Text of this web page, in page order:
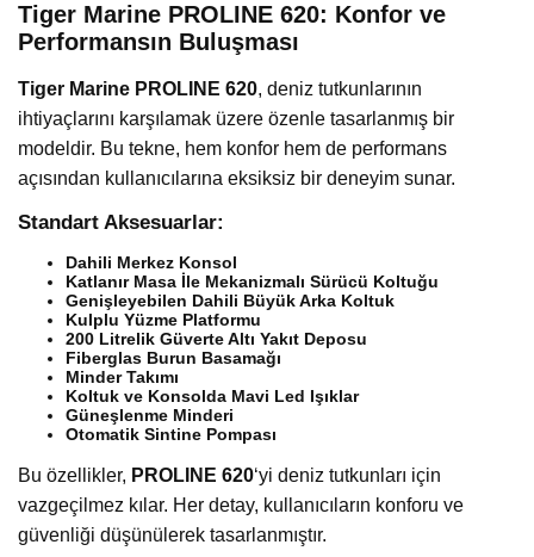
Tiger Marine PROLINE 620: Konfor ve
Performansın Buluşması
Tiger Marine PROLINE 620, deniz tutkunlarının
ihtiyaçlarını karşılamak üzere özenle tasarlanmış bir
modeldir. Bu tekne, hem konfor hem de performans
açısından kullanıcılarına eksiksiz bir deneyim sunar.
Standart Aksesuarlar:
Dahili Merkez Konsol
Katlanır Masa İle Mekanizmalı Sürücü Koltuğu
Genişleyebilen Dahili Büyük Arka Koltuk
Kulplu Yüzme Platformu
200 Litrelik Güverte Altı Yakıt Deposu
Fiberglas Burun Basamağı
Minder Takımı
Koltuk ve Konsolda Mavi Led Işıklar
Güneşlenme Minderi
Otomatik Sintine Pompası
Bu özellikler, PROLINE 620‘yi deniz tutkunları için
vazgeçilmez kılar. Her detay, kullanıcıların konforu ve
güvenliği düşünülerek tasarlanmıştır.